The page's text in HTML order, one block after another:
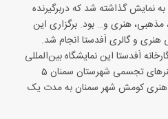
به نمایش گذاشته شد که دربرگیرنده
هنری و… بود. برگزاری این
هنری و گالری اَفدستا انجام شد.
اَفدستا این نمایشگاه بین‌المللی
پوستر با همکاری دفتر انجمن هنرهای تجسمی شهرستان سمنان 5
و هنری کومش شهر سمنان به مدت یک